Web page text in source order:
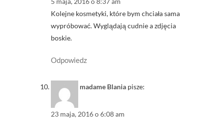
Kolejne kosmetyki, które bym chciała sama
wypróbować. Wyglądają cudnie a zdjęcia
boskie.
Odpowiedz
madame Blania pisze:
23 maja, 2016 o 6:08 am